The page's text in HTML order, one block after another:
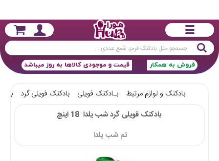
جستجو
قیمت و موجودی کالاها به روز میباشد فروش به همکار
بادکنک و لوازم مرتبط بـادکنک فویلی بادکنک فویلی گرد
بادکنک فویلی گرد شب یلدا  18 اینچ
تم شب یلدا